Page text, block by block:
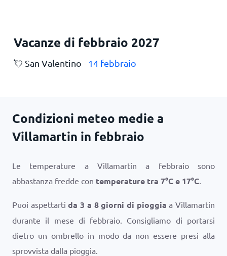
Vacanze di febbraio 2027
💘 San Valentino - 14 febbraio
Condizioni meteo medie a
Villamartin in febbraio
Le temperature a Villamartin a febbraio sono
abbastanza fredde con temperature tra 7°Ce 17°C.
Puoi aspettartida 3 a 8 giorni di pioggia a Villamartin
durante il mese di febbraio. Consigliamo di portarsi
dietro un ombrello in modo da non essere presi alla
sprovvista dalla pioggia.